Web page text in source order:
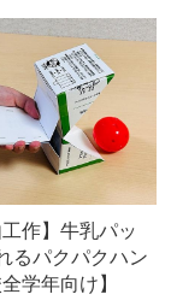
工作】牛乳パッ
るパクパクハン
学年向け】